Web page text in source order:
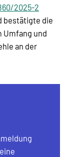
2025-2
bestätigte die
Umfang und
an der